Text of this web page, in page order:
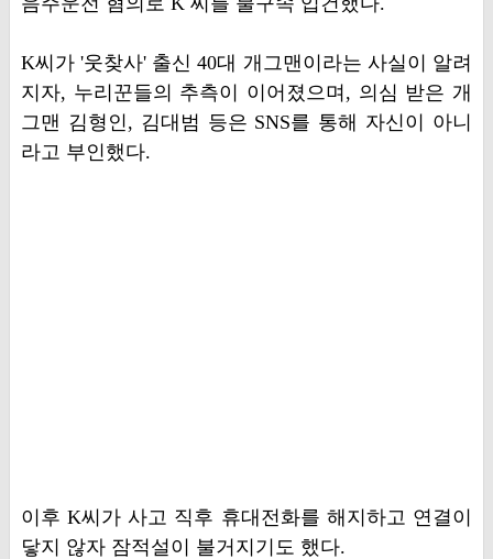
K씨가 '웃찾사' 출신 40대 개그맨이라는 사실이 알려
지자, 누리꾼들의 추측이 이어졌으며, 의심 받은 개
그맨 김형인, 김대범 등은 SNS를 통해 자신이 아니
라고 부인했다.
이후 K씨가 사고 직후 휴대전화를 해지하고 연결이
닿지 않자 잠적설이 불거지기도 했다.